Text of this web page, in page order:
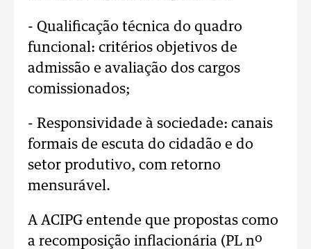
- Qualificação técnica do quadro
funcional: critérios objetivos de
admissão e avaliação dos cargos
comissionados;
- Responsividade à sociedade: canais
formais de escuta do cidadão e do
setor produtivo, com retorno
mensurável.
A ACIPG entende que propostas como
a recomposição inflacionária (PL nº